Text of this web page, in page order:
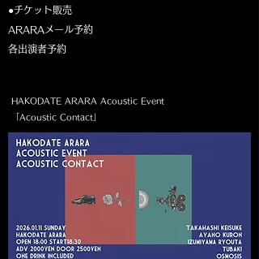
●チケット販売
ARARAメール予約
各出演者予約
HAKODATE ARARA Acoustic Event
「Acoustic Contact」